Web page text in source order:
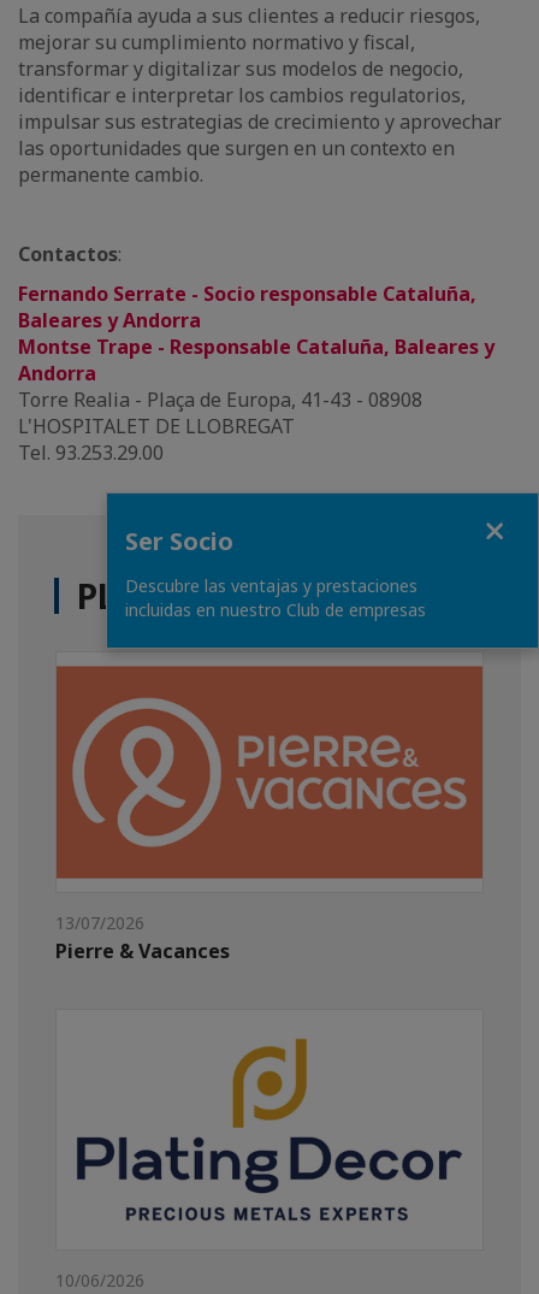
La compañía ayuda a sus clientes a reducir riesgos,
mejorar su cumplimiento normativo y fiscal,
transformar y digitalizar sus modelos de negocio,
identificar e interpretar los cambios regulatorios,
impulsar sus estrategias de crecimiento y aprovechar
las oportunidades que surgen en un contexto en
permanente cambio.
Contactos:
Fernando Serrate - Socio responsable Cataluña,
Baleares y Andorra
Montse Trape - Responsable Cataluña, Baleares y
Andorra
Torre Realia - Plaça de Europa, 41-43 - 08908
L'HOSPITALET DE LLOBREGAT
Tel. 93.253.29.00
PLUS D'ACTUALITÉS
13/07/2026
Pierre & Vacances
10/06/2026
Ser Socio
Descubre las ventajas y prestaciones
incluidas en nuestro Club de empresas